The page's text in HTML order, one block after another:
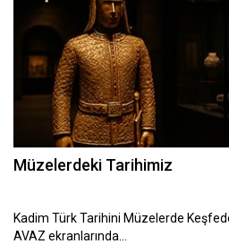
Müzelerdeki Tarihimiz
Kadim Türk Tarihini Müzelerde
AVAZ ekranlarında…